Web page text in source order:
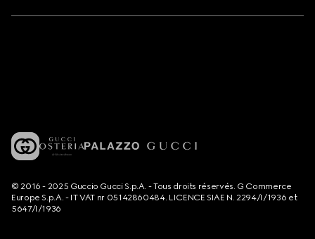
© 2016 - 2025 Guccio Gucci S.p.A. - Tous droits réservés. G Commerce
Europe S.p.A. - IT VAT nr 05142860484. LICENCE SIAE N. 2294/I/1936 et
5647/I/1936